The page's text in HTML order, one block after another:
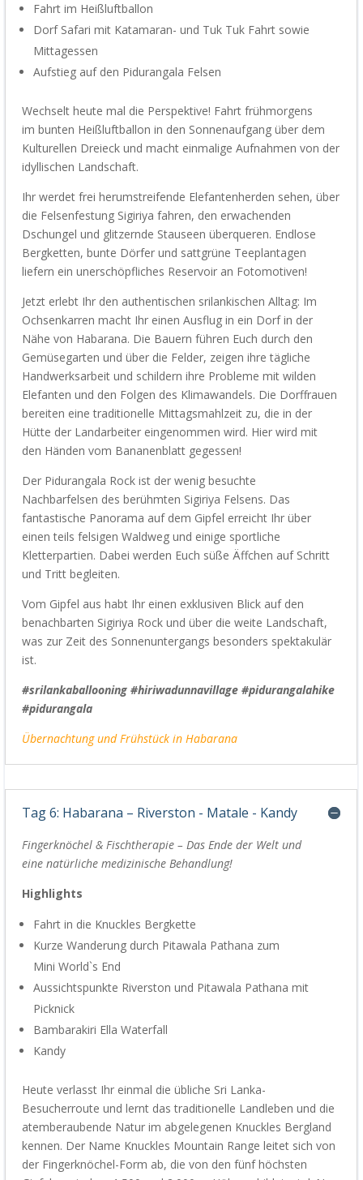
Fahrt im Heißluftballon
Dorf Safari mit Katamaran- und Tuk Tuk Fahrt sowie
Mittagessen
Aufstieg auf den Pidurangala Felsen
Wechselt heute mal die Perspektive! Fahrt frühmorgens
imbunten Heißluftballon in den Sonnenaufgang über dem
Kulturellen Dreieck und macht einmalige Aufnahmen von der
idyllischen Landschaft.
Ihr werdet frei herumstreifende Elefantenherden sehen, über
die Felsenfestung Sigiriya fahren, den erwachenden
Dschungel und glitzernde Stauseenüberqueren. Endlose
Bergketten, bunte Dörfer und sattgrüne Teeplantagen
liefern ein unerschöpfliches Reservoir an Fotomotiven!
Jetzt erlebt Ihr den authentischen srilankischen Alltag: Im
Ochsenkarren macht Ihr einen Ausflug in ein Dorf in der
Nähe von Habarana. Die Bauern führen Euch durch den
Gemüsegarten und über die Felder, zeigen ihre tägliche
Handwerksarbeit und schildern ihre Probleme mit wilden
Elefanten und den Folgen des Klimawandels. Die Dorffrauen
bereiten eine traditionelle Mittagsmahlzeit zu, die in der
Hütte der Landarbeiter eingenommen wird. Hier wird mit
den Händenvom Bananenblatt gegessen!
Der Pidurangala Rock ist der wenig besuchte
Nachbarfelsen des berühmten Sigiriya Felsens. Das
fantastische Panorama auf dem Gipfel erreicht Ihr über
einen teils felsigen Waldweg und einige sportliche
Kletterpartien. Dabei werden Euch süße Äffchen auf Schritt
und Tritt begleiten.
Vom Gipfel aushabt Ihr einen exklusiven Blick auf den
benachbarten Sigiriya Rock und über die weite Landschaft,
was zur Zeit des Sonnenuntergangs besonders spektakulär
ist.
#srilankaballooning #hiriwadunnavillage #pidurangalahike
#pidurangala
Übernachtung und Frühstück in Habarana
Tag 6: Habarana – Riverston - Matale - Kandy
Fingerknöchel &Fischtherapie – Das Ende der Welt und
einenatürliche medizinische Behandlung!
Highlights
Fahrt in die Knuckles Bergkette
Kurze Wanderung durch Pitawala Pathana zum
MiniWorld`s End
Aussichtspunkte Riverston und Pitawala Pathana mit
Picknick
Bambarakiri EllaWaterfall
Kandy
Heute verlasst Ihr einmal die übliche Sri Lanka-
Besucherroute und lernt dastraditionelle Landleben und die
atemberaubende Natur im abgelegenen Knuckles Bergland
kennen. Der Name Knuckles Mountain Range leitet sich von
der Fingerknöchel-Form ab, die von den fünf höchsten